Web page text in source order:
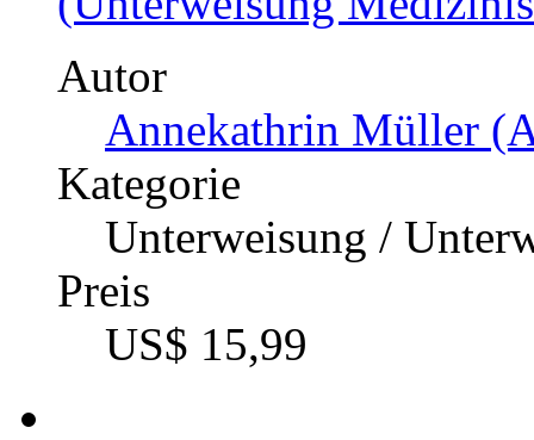
Autor
Annekathrin Müller
Kategorie
Unterweisung /
Preis
US$ 15,99